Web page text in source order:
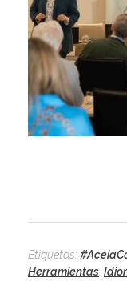
Etiquetas:
Herramientas